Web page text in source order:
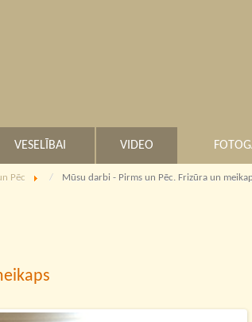
VESELĪBAI VIDEO
Pēc Mūsu darbi - Pirms un Pēc. Frizūra un